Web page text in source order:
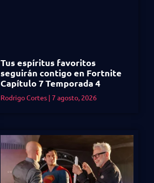
Tus espíritus favoritos
seguirán contigo en Fortnite
Capítulo 7 Temporada 4
Rodrigo Cortes 7 agosto, 2026